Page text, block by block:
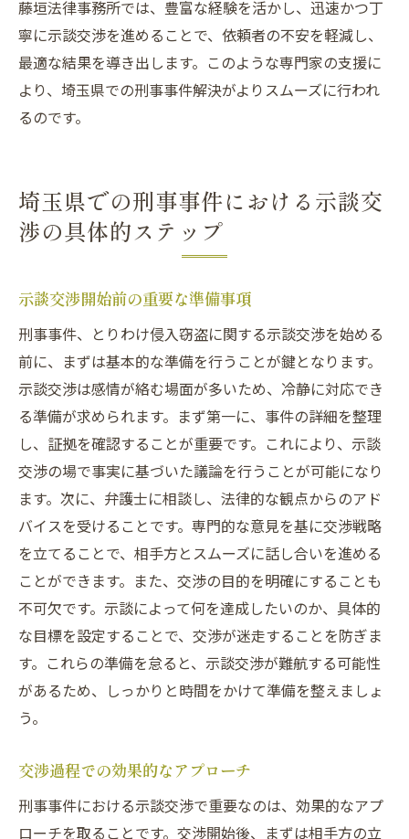
藤垣法律事務所では、豊富な経験を活かし、迅速かつ丁
寧に示談交渉を進めることで、依頼者の不安を軽減し、
最適な結果を導き出します。このような専門家の支援に
より、埼玉県での刑事事件解決がよりスムーズに行われ
るのです。
埼玉県での刑事事件における示談交
渉の具体的ステップ
示談交渉開始前の重要な準備事項
刑事事件、とりわけ侵入窃盗に関する示談交渉を始める
前に、まずは基本的な準備を行うことが鍵となります。
示談交渉は感情が絡む場面が多いため、冷静に対応でき
る準備が求められます。まず第一に、事件の詳細を整理
し、証拠を確認することが重要です。これにより、示談
交渉の場で事実に基づいた議論を行うことが可能になり
ます。次に、弁護士に相談し、法律的な観点からのアド
バイスを受けることです。専門的な意見を基に交渉戦略
を立てることで、相手方とスムーズに話し合いを進める
ことができます。また、交渉の目的を明確にすることも
不可欠です。示談によって何を達成したいのか、具体的
な目標を設定することで、交渉が迷走することを防ぎま
す。これらの準備を怠ると、示談交渉が難航する可能性
があるため、しっかりと時間をかけて準備を整えましょ
う。
交渉過程での効果的なアプローチ
刑事事件における示談交渉で重要なのは、効果的なアプ
ローチを取ることです。交渉開始後、まずは相手方の立